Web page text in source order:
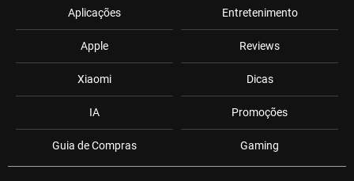
Aplicações
Apple
Xiaomi
IA
Guia de Compras
Entretenimento
Reviews
Dicas
Promoções
Gaming